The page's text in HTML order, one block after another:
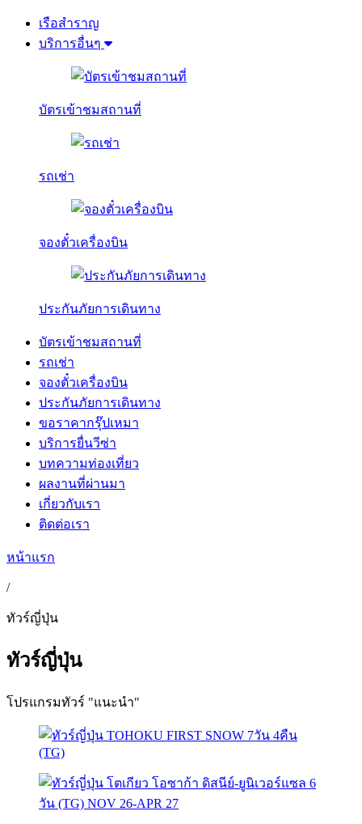
เรือสำราญ
บริการอื่นๆ
บัตรเข้าชมสถานที่
รถเช่า
จองตั๋วเครื่องบิน
ประกันภัยการเดินทาง
บัตรเข้าชมสถานที่
รถเช่า
จองตั๋วเครื่องบิน
ประกันภัยการเดินทาง
ขอราคากรุ๊ปเหมา
บริการยื่นวีซ่า
บทความท่องเที่ยว
ผลงานที่ผ่านมา
เกี่ยวกับเรา
ติดต่อเรา
หน้าแรก
/
ทัวร์ญี่ปุ่น
ทัวร์ญี่ปุ่น
โปรแกรมทัวร์ "แนะนำ"